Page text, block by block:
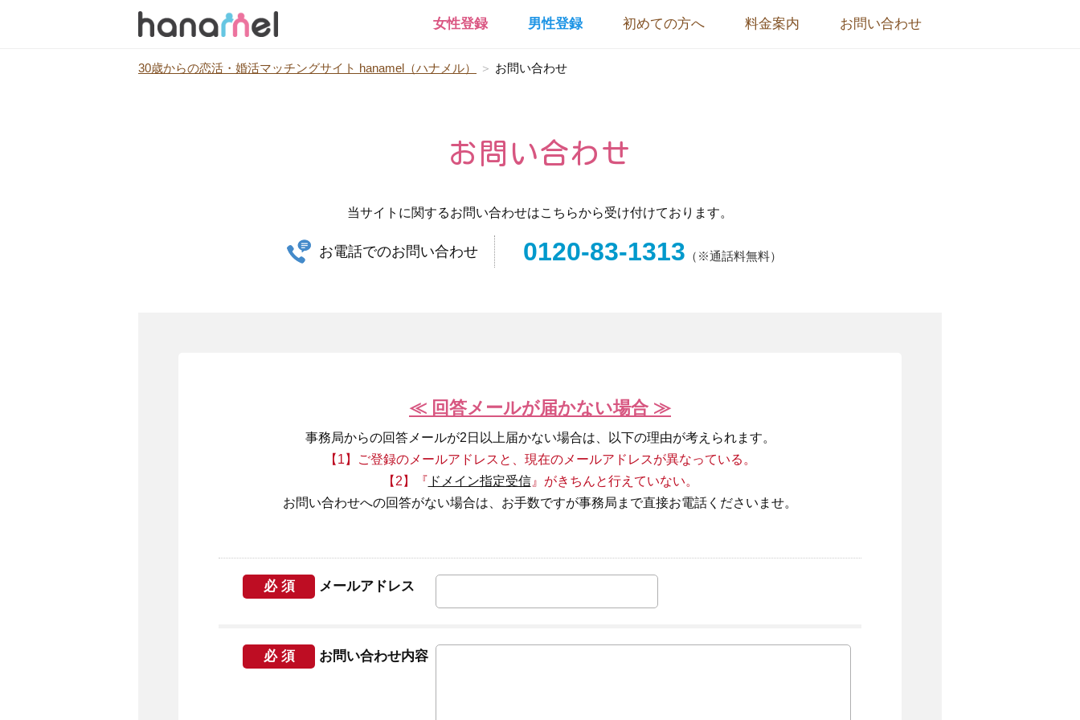
女性登録 男性登録 初めての方へ 料金案内 お問い合わせ
30歳からの恋活・婚活マッチングサイト hanamel（ハナメル） ＞ お問い合わせ
お問い合わせ
当サイトに関するお問い合わせはこちらから受け付けております。
お電話でのお問い合わせ 0120-83-1313 （※通話料無料）
≪ 回答メールが届かない場合 ≫
事務局からの回答メールが2日以上届かない場合は、以下の理由が考えられます。
【1】ご登録のメールアドレスと、現在のメールアドレスが異なっている。
【2】『 ドメイン指定受信』がきちんと行えていない。
お問い合わせへの回答がない場合は、お手数ですが事務局まで直接お電話くださいませ。
必 須 メールアドレス
必 須 お問い合わせ内容